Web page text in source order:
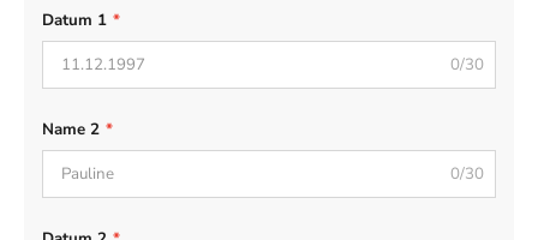
Datum 1 *
0/30
Name 2 *
0/30